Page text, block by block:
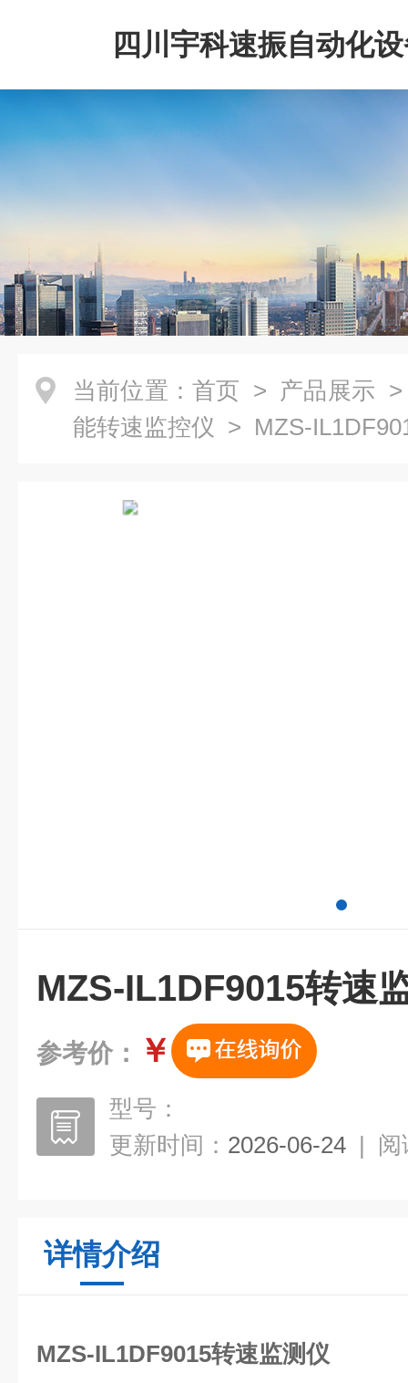
四川宇科速振自动化
公司
当前位置： 首页 > 产品展示
能转速监控仪 > MZS-
MZS-IL1DF9015转速
参考价： ￥
型号：
更新时间： 2026-06-24 | 阅
详情介绍
MZS-IL1DF9015转速监测仪